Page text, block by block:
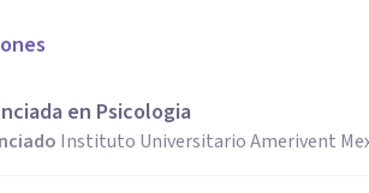
en Psicologia
Instituto Universitario Amerivent